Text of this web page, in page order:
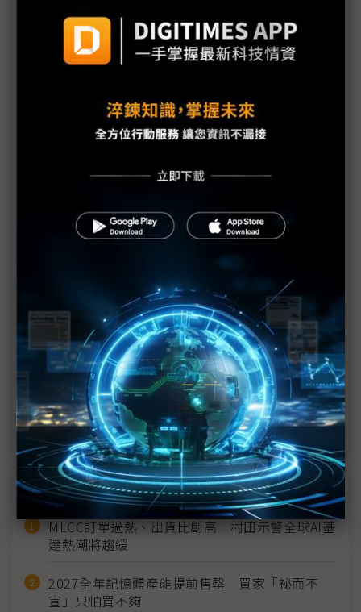
議題精選－TV面板穩中盼漲
TV面板價格很難跌 品牌廠：漲價還要再等等
補貼政策加持4Q24 電視銷售小心提前透支
電視面板兩樣情：LCD需求低中企仍可能喊漲
中國家電補貼刺激電視需求 對韓廠恐怕不是好消息
「以舊換新」政策奏效 中國十一電視銷售報佳音
大減產來臨 TV面板價格止跌有望
10月大減產後 TV面板價格先求穩
近７天熱門報導
MLCC訂單過熱、出貨比創高 村田示警全球AI基
建熱潮將趨緩
2027全年記憶體產能提前售罄 買家「祕而不
宣」只怕買不夠